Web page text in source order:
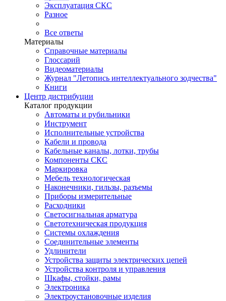
Эксплуатация СКС
Разное
Все ответы
Материалы
Справочные материалы
Глоссарий
Видеоматериалы
Журнал "Летопись интеллектуального зодчества"
Книги
Центр дистрибуции
Каталог продукции
Автоматы и рубильники
Инструмент
Исполнительные устройства
Кабели и провода
Кабельные каналы, лотки, трубы
Компоненты СКС
Маркировка
Мебель технологическая
Наконечники, гильзы, разъемы
Приборы измерительные
Расходники
Светосигнальная арматура
Светотехническая продукция
Системы охлаждения
Соединительные элементы
Удлинители
Устройства защиты электрических цепей
Устройства контроля и управления
Шкафы, стойки, рамы
Электроника
Электроустановочные изделия